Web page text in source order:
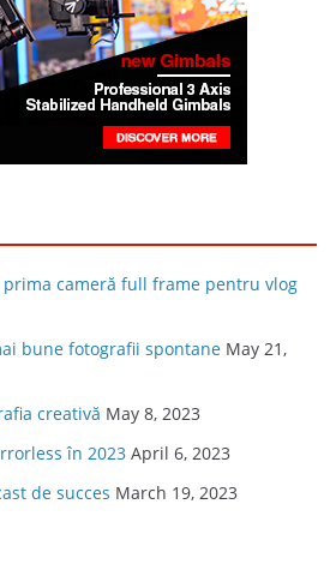
prima cameră full frame pentru vlog
bune fotografii spontane May 21,
creativă May 8, 2023
în 2023 April 6, 2023
de succes March 19, 2023